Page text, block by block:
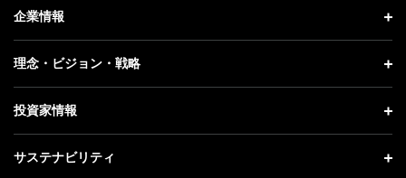
ニュース トップ
プレスリリース
更新情報
記者説明会
企業情報
企業情報 トップ
社長メッセージ
事業紹介
理念・ビジョン・戦略
理念・ビジョン・戦略 トップ
成長戦略「Activate AI for Society」
投資家情報
投資家情報 トップ
サステナビリティ